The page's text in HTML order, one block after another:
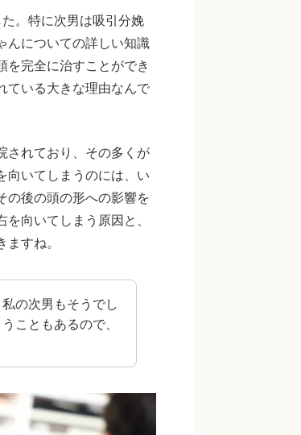
。特に次男は吸引分娩
んについての詳しい知識
を完全に治すことができ
ている大きな理由なんで
されており、その多くが
向いてしまうのには、い
の後の頭の形への影響を
向いてしまう原因と、
すね。
の次男もそうでし
こともあるので、